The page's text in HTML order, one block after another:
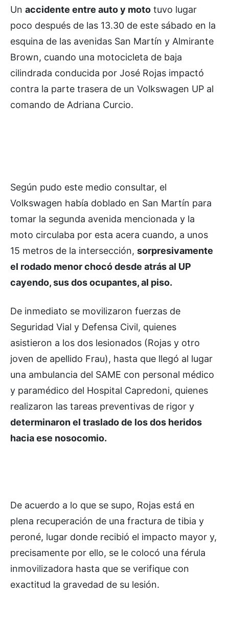
Un accidente entre auto y moto tuvo lugar
poco después de las 13.30 de este sábado en la
esquina de las avenidas San Martín y Almirante
Brown, cuando una motocicleta de baja
cilindrada conducida por José Rojas impactó
contra la parte trasera de un Volkswagen UP al
comando de Adriana Curcio.
Según pudo este medio consultar, el
Volkswagen había doblado en San Martín para
tomar la segunda avenida mencionada y la
moto circulaba por esta acera cuando, a unos
15 metros de la intersección, sorpresivamente
el rodado menor chocó desde atrás al UP
cayendo, sus dos ocupantes, al piso.
De inmediato se movilizaron fuerzas de
Seguridad Vial y Defensa Civil, quienes
asistieron a los dos lesionados (Rojas y otro
joven de apellido Frau), hasta que llegó al lugar
una ambulancia del SAME con personal médico
y paramédico del Hospital Capredoni, quienes
realizaron las tareas preventivas de rigor y
determinaron el traslado de los dos heridos
hacia ese nosocomio.
De acuerdo a lo que se supo, Rojas está en
plena recuperación de una fractura de tibia y
peroné, lugar donde recibió el impacto mayor y,
precisamente por ello, se le colocó una férula
inmovilizadora hasta que se verifique con
exactitud la gravedad de su lesión.